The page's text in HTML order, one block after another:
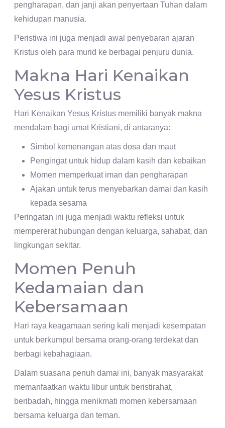
pengharapan, dan janji akan penyertaan Tuhan dalam
kehidupan manusia.
Peristiwa ini juga menjadi awal penyebaran ajaran
Kristus oleh para murid ke berbagai penjuru dunia.
Makna Hari Kenaikan
Yesus Kristus
Hari Kenaikan Yesus Kristus memiliki banyak makna
mendalam bagi umat Kristiani, di antaranya:
Simbol kemenangan atas dosa dan maut
Pengingat untuk hidup dalam kasih dan kebaikan
Momen memperkuat iman dan pengharapan
Ajakan untuk terus menyebarkan damai dan kasih
kepada sesama
Peringatan ini juga menjadi waktu refleksi untuk
mempererat hubungan dengan keluarga, sahabat, dan
lingkungan sekitar.
Momen Penuh
Kedamaian dan
Kebersamaan
Hari raya keagamaan sering kali menjadi kesempatan
untuk berkumpul bersama orang-orang terdekat dan
berbagi kebahagiaan.
Dalam suasana penuh damai ini, banyak masyarakat
memanfaatkan waktu libur untuk beristirahat,
beribadah, hingga menikmati momen kebersamaan
bersama keluarga dan teman.